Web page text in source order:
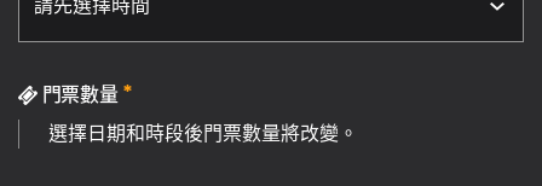
門票數量 *
選擇日期和時段後門票數量將改變。